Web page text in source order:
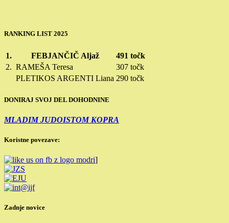
RANKING LIST 2025
1. FEBJANČIČ Aljaž
491 točk
2. RAMEŠA Teresa
307 točk
PLETIKOS ARGENTI Liana 290 točk
DONIRAJ SVOJ DEL DOHODNINE
MLADIM JUDOISTOM KOPRA
Koristne povezave:
]
Zadnje novice